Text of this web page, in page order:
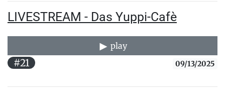
LIVESTREAM - Das Yuppi-Cafè
play
#21 09/13/2025